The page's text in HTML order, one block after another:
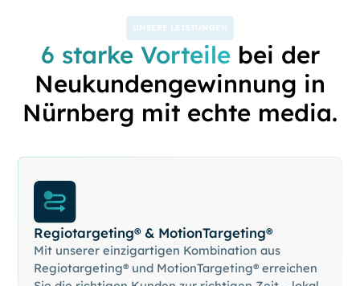
UNSERE LEISTUNGEN
6 starke Vorteilebei der
Neukundengewinnung in
Nürnberg mit echte media.
Regiotargeting® & MotionTargeting®
Mit unserer einzigartigen Kombination aus
Regiotargeting® und MotionTargeting® erreichen